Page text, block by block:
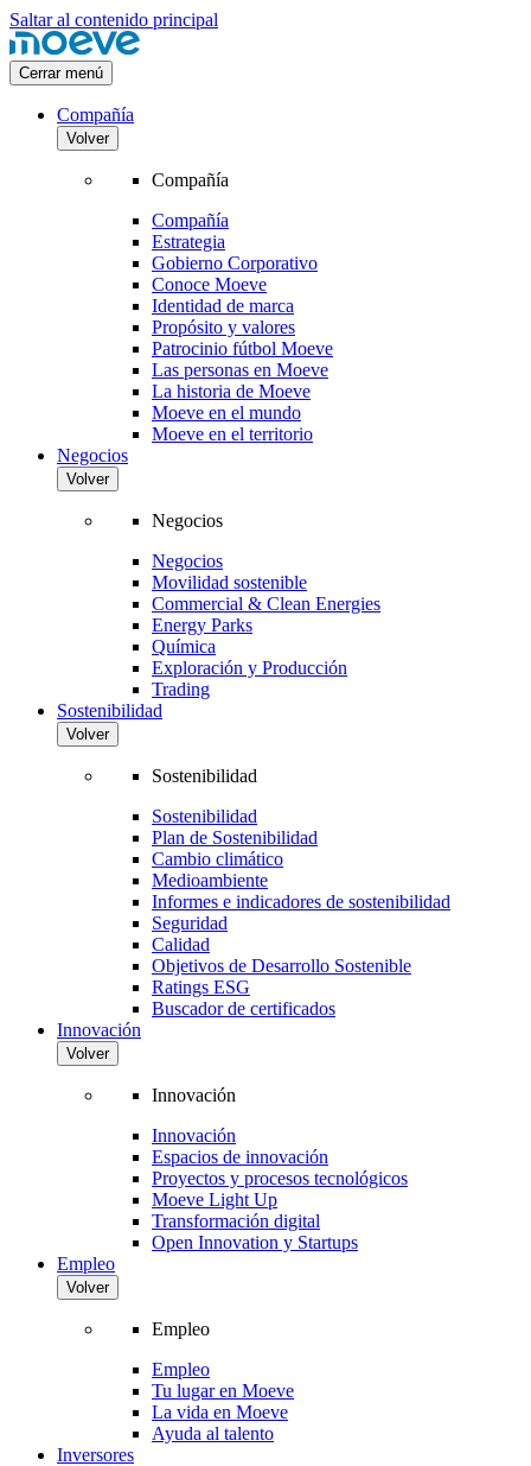
Saltar al contenido principal
Cerrar menú
Compañía
Volver
Compañía
Compañía
Estrategia
Gobierno Corporativo
Conoce Moeve
Identidad de marca
Propósito y valores
Patrocinio fútbol Moeve
Las personas en Moeve
La historia de Moeve
Moeve en el mundo
Moeve en el territorio
Negocios
Volver
Negocios
Negocios
Movilidad sostenible
Commercial & Clean Energies
Energy Parks
Química
Exploración y Producción
Trading
Sostenibilidad
Volver
Sostenibilidad
Sostenibilidad
Plan de Sostenibilidad
Cambio climático
Medioambiente
Informes e indicadores de sostenibilidad
Seguridad
Calidad
Objetivos de Desarrollo Sostenible
Ratings ESG
Buscador de certificados
Innovación
Volver
Innovación
Innovación
Espacios de innovación
Proyectos y procesos tecnológicos
Moeve Light Up
Transformación digital
Open Innovation y Startups
Empleo
Volver
Empleo
Empleo
Tu lugar en Moeve
La vida en Moeve
Ayuda al talento
Inversores